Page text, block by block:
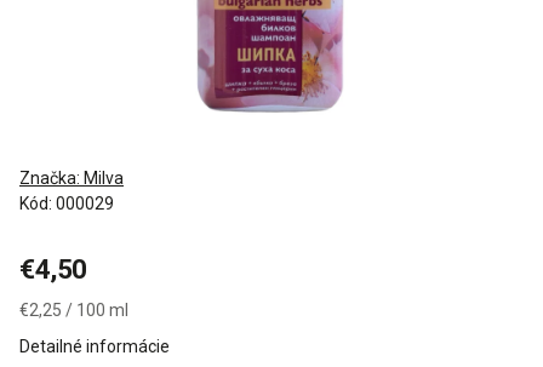
Kód: 000029
Značka: Milva
€4,50
€2,25 / 100 ml
Detailné informácie